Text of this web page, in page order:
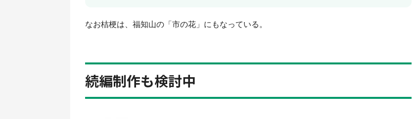
なお桔梗は、福知山の「市の花」にもなっている。
続編制作も検討中